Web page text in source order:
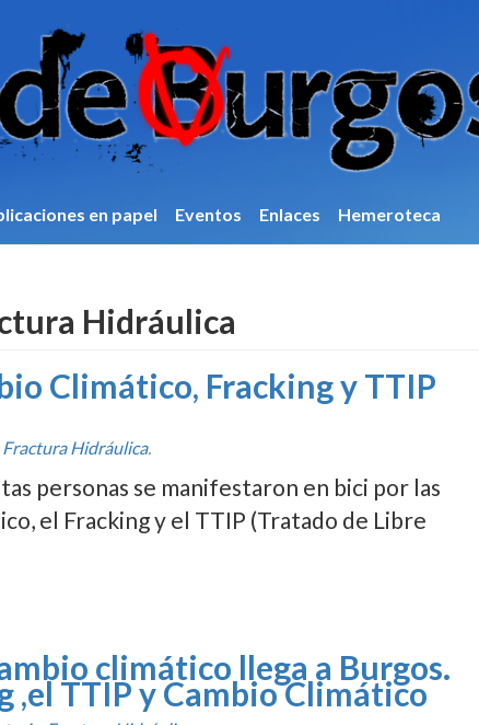
en papel Eventos Enlaces Hemeroteca
Hidráulica
Climático, Fracking y TTIP
Fractura Hidráulica.
personas se manifestaron en bici por las
el Fracking y el TTIP (Tratado de Libre
climático llega a Burgos.
TTIP y Cambio Climático